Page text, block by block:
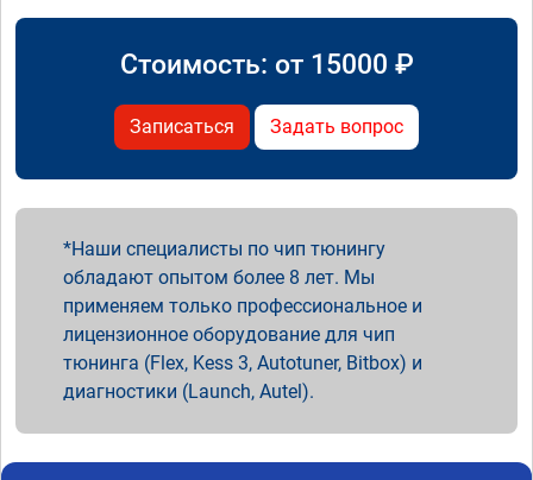
Стоимость: от 15000 ₽
Записаться Задать вопрос
Наши специалисты по чип тюнингу
обладают опытом более 8 лет. Мы
применяем только профессиональное и
лицензионное оборудование для чип
тюнинга (Flex, Kess 3, Autotuner, Bitbox) и
диагностики (Launch, Autel).